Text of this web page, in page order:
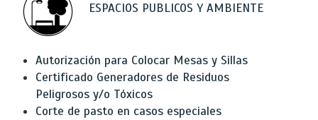
ESPACIOS PUBLICOS Y AMBIENTE
Autorización para Colocar Mesas y Sillas
Certificado Generadores de Residuos
Peligrosos y/o Tóxicos
Corte de pasto en casos especiales